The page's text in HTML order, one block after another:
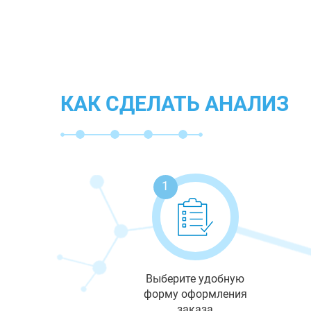
КАК СДЕЛАТЬ АНАЛИЗ
1
Выберите удобную
форму оформления